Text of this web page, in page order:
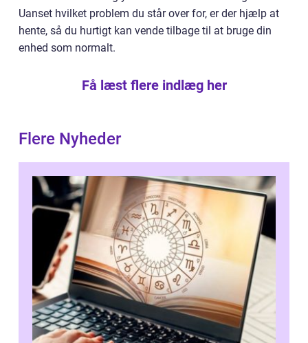
Uanset hvilket problem du står over for, er der hjælp at
hente, så du hurtigt kan vende tilbage til at bruge din
enhed som normalt.
Få læst flere indlæg her
Flere Nyheder